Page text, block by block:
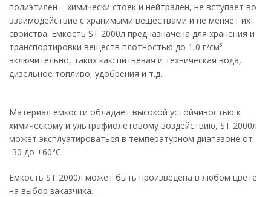
полиэтилен – химически стоек и нейтрален, не вступает во
взаимодействие с хранимыми веществами и не меняет их
свойства. Емкость ST 2000л предназначена для хранения и
транспортировки веществ плотностью до 1,0 г/см³
включительно, таких как: питьевая и техническая вода,
дизельное топливо, удобрения и т.д.
Материал емкости обладает высокой устойчивостью к
химическому и ультрафиолетовому воздействию, ST 2000л
может эксплуатироваться в температурном диапазоне от
-30 до +60°С.
Емкость ST 2000л может быть произведена в любом цвете
на выбор заказчика.